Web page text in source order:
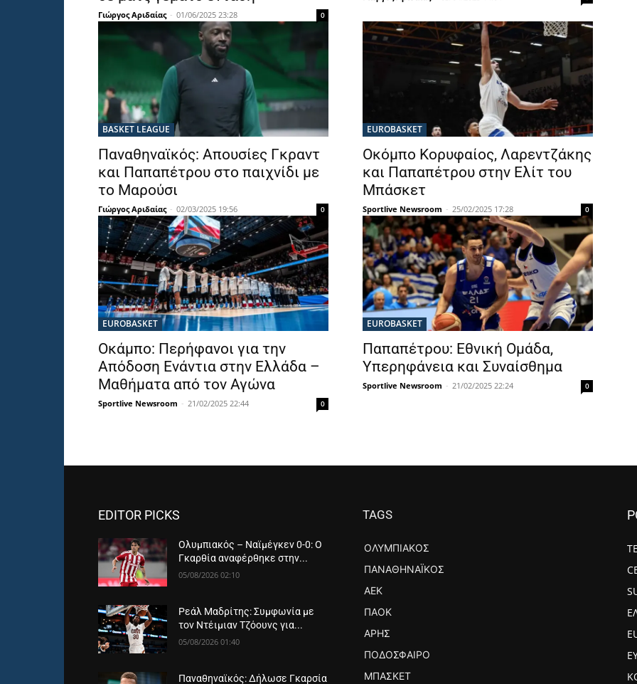
Γιώργος Αριδαίας - 01/06/2025 23:28 0
BASKET LEAGUE
Παναθηναϊκός: Απουσίες Γκραντ
και Παπαπέτρου στο παιχνίδι με
το Μαρούσι
Γιώργος Αριδαίας - 02/03/2025 19:56 0
EUROBASKET
Οκόμπο Κορυφαίος, Λαρεντζάκης
και Παπαπέτρου στην Ελίτ του
Μπάσκετ
Sportlive Newsroom - 25/02/2025 17:28 0
EUROBASKET
Οκάμπο: Περήφανοι για την
Απόδοση Ενάντια στην Ελλάδα –
Μαθήματα από τον Αγώνα
Sportlive Newsroom - 21/02/2025 22:44 0
EUROBASKET
Παπαπέτρου: Εθνική Ομάδα,
Υπερηφάνεια και Συναίσθημα
Sportlive Newsroom - 21/02/2025 22:24 0
EDITOR PICKS
Ολυμπιακός – Ναϊμέγκεν 0-0: Ο
Γκαρθία αναφέρθηκε στην...
05/08/2026 02:10
Ρεάλ Μαδρίτης: Συμφωνία με
τον Ντέιμιαν Τζόουνς για...
05/08/2026 01:40
Παναθηναϊκός: Δήλωσε Γκαρσία
TAGS
ΟΛΥΜΠΙΑΚΌΣ
ΠΑΝΑΘΗΝΑΪΚΌΣ
ΑΕΚ
ΠΑΟΚ
ΆΡΗΣ
ΠΟΔΌΣΦΑΙΡΟ
ΜΠΆΣΚΕΤ